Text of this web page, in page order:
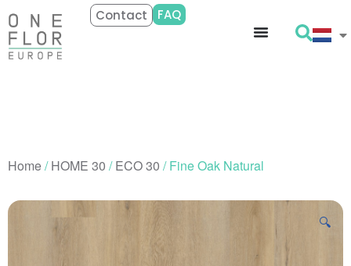
Contact FAQ
Home/HOME 30 /ECO 30 / Fine Oak Natural
🔍